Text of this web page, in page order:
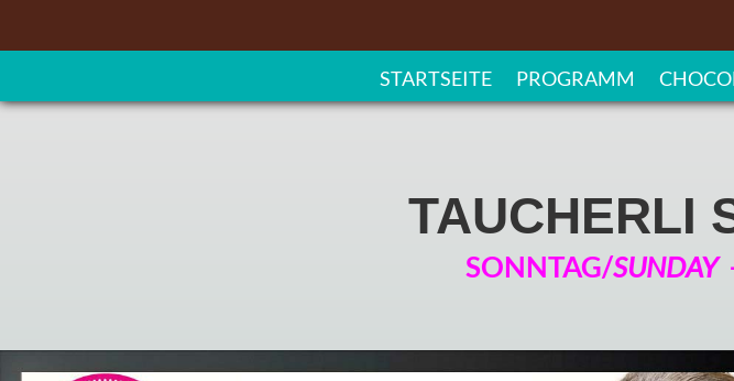
STARTSEITE PROGRAMM
TAUCHERLI
SONNTAG/SUNDAY